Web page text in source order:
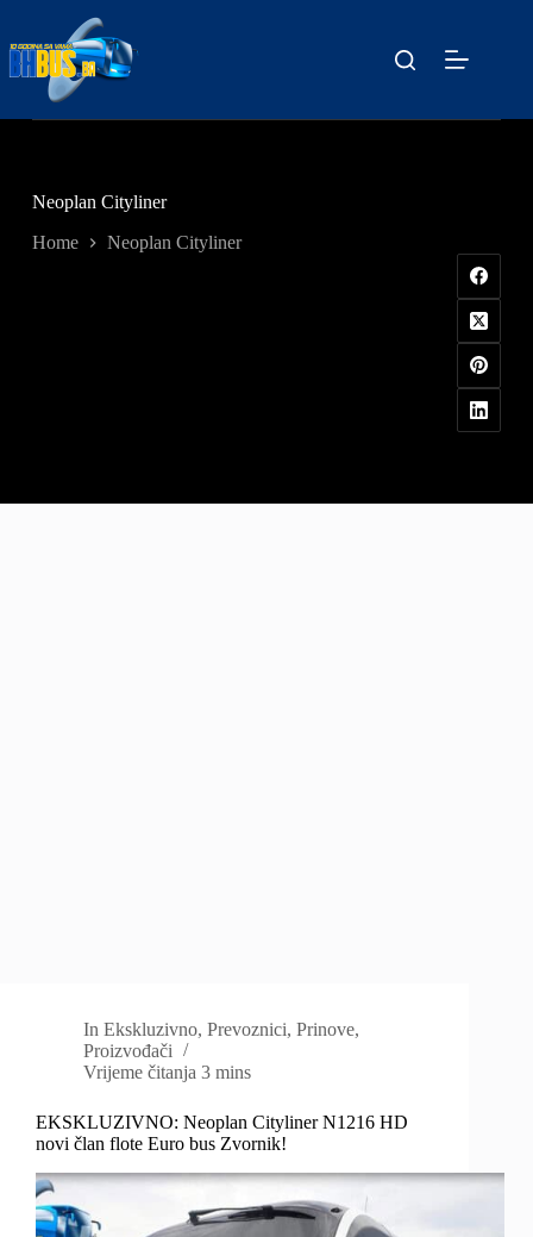
content
Neoplan Cityliner
Home Neoplan Cityliner
In Ekskluzivno,Prevoznici,Prinove,
Proizvođači
Vrijeme čitanja 3 mins
EKSKLUZIVNO: Neoplan Cityliner N1216 HD
novi član flote Euro bus Zvornik!